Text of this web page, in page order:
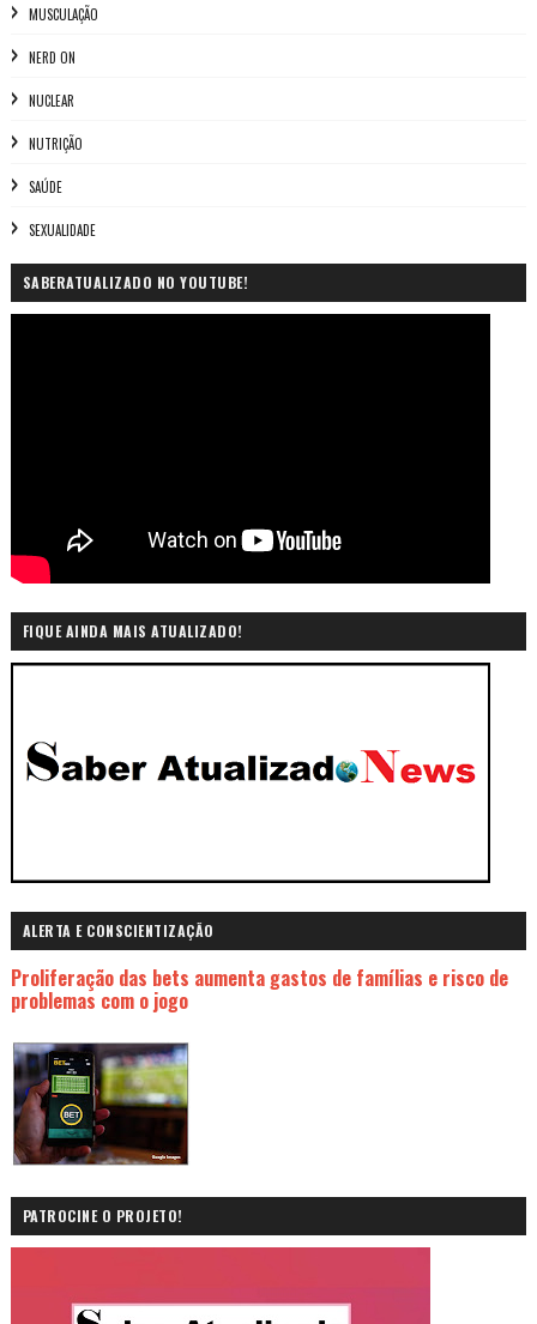
MUSCULAÇÃO
NERD ON
NUCLEAR
NUTRIÇÃO
SAÚDE
SEXUALIDADE
SABERATUALIZADO NO YOUTUBE!
FIQUE AINDA MAIS ATUALIZADO!
ALERTA E CONSCIENTIZAÇÃO
Proliferação das bets aumenta gastos de famílias e risco de
problemas com o jogo
PATROCINE O PROJETO!